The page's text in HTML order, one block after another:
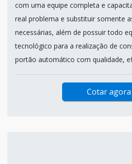
com uma equipe completa e
real problema e substituir somente
necessárias, além de possuir todo
tecnológico para a realização de
portão automático com qualidade,
Cotar agora